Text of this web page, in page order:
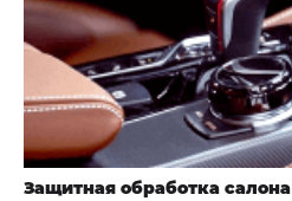
Защитная обработка салона